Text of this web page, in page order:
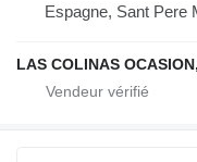
Espagne, Sant Pere
LAS COLINAS